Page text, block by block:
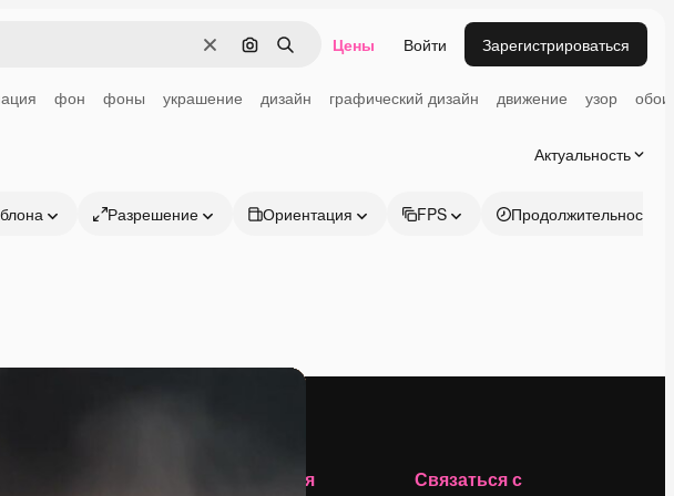
ОчиститьПоиск по изображению
Поиск Цены Войти Зарегистрироваться
фон фоны украшение дизайн графический дизайн движение узор обои
Актуальность
Разрешение Ориентация FPS Продолжительность
Компания
Связаться с